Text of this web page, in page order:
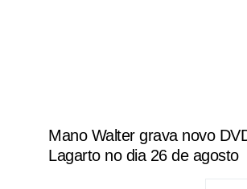
Mano Walter grava novo
Lagarto no dia 26 de agosto